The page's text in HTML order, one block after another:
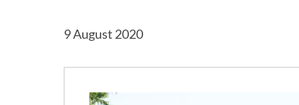
9 August 2020